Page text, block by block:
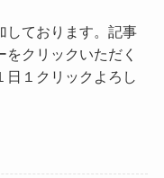
しております。記事
クリックいただく
日１クリックよろし